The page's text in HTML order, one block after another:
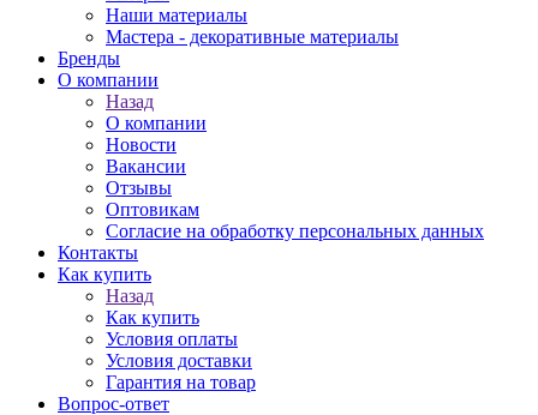
Наши материалы
Мастера - декоративные материалы
Бренды
О компании
Назад
О компании
Новости
Вакансии
Отзывы
Оптовикам
Cогласие на обработку персональных данных
Контакты
Как купить
Назад
Как купить
Условия оплаты
Условия доставки
Гарантия на товар
Вопрос-ответ